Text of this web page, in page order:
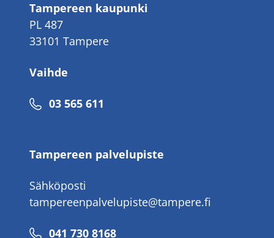
Tampereen kaupunki
PL 487
33101 Tampere
Vaihde
Puhelinnumero
03 565 611
Tampereen palvelupiste
Sähköposti
tampereenpalvelupiste@tampere.fi
Puhelinnumero
041 730 8168